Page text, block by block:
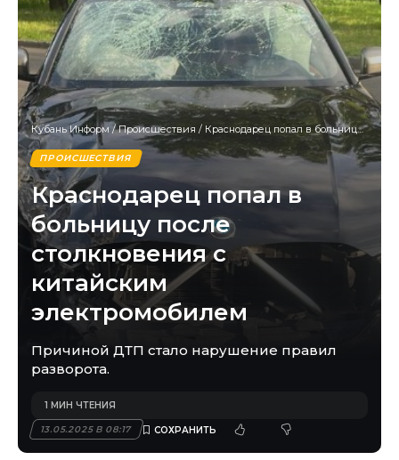
Кубань Информ /Происшествия / Краснодарец попал в больницу после столкновения с китайским электромобилем
ПРОИСШЕСТВИЯ
Краснодарец попал в
больницу после
столкновения с
китайским
электромобилем
Причиной ДТП стало нарушение правил
разворота.
13.05.2025 В 08:17
1 МИН ЧТЕНИЯ